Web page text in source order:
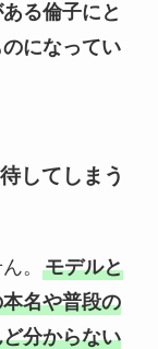
る倫子にと
になってい
してしまう
。 モデルと
名や普段の
分からない